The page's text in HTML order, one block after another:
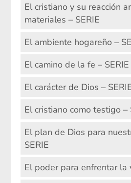
El cristiano y su reacción
materiales – SERIE
El ambiente hogareño –
El camino de la fe –
El carácter de Dios –
El cristiano como testigo –
El plan de Dios para
SERIE
El poder para enfrentar la